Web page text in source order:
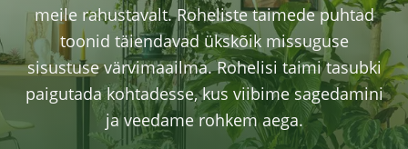
meile rahustavalt. Roheliste taimede puhtad
toonid täiendavad ükskõik missuguse
sisustuse värvimaailma. Rohelisi taimi tasubki
paigutada kohtadesse, kus viibime sagedamini
ja veedame rohkem aega.